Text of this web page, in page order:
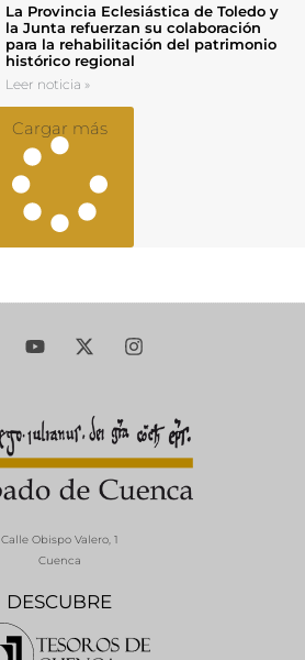
La Provincia Eclesiástica de Toledo y
la Junta refuerzan su colaboración
para la rehabilitación del patrimonio
histórico regional
Leer noticia »
Cargar más
DESCUBRE
Calle Obispo Valero, 1
Cuenca